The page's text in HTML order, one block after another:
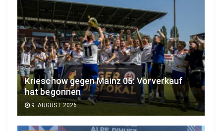
Krieschow gegen Mainz 05: Vorverkauf
hat begonnen
9. AUGUST 2026